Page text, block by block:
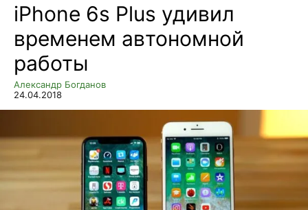
iPhone 6s Plus удивил
временем автономной
работы
Александр Богданов
24.04.2018